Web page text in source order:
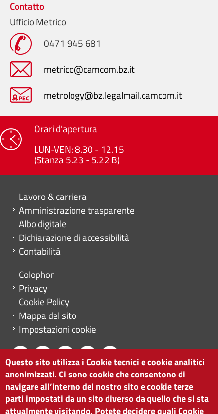
Contatto
Ufficio Metrico
0471 945 681
metrico@camcom.bz.it
metrology@bz.legalmail.camcom.it
Orari d'apertura
LUN-VEN: 8.30 - 12.15
(Stanza 5.23 - 5.22 B)
Mini menu di servizio
Lavoro & carriera
Amministrazione trasparente
Albo digitale
Dichiarazione di accessibilità
Contabilità
Menu footer
Colophon
Privacy
Cookie Policy
Mappa del sito
Impostazioni cookie
CAMERA DI COMMERCIO DI BOLZANO
via Alto Adige 60 | I-39100 Bolzano
tel. 0471 945 511 |info@camcom.bz.it
Questo sito utilizza i Cookie tecnici e cookie analitici
anonimizzati. Ci sono cookie che consentono di
navigare all’interno del nostro sito e cookie terze
parti impostati da un sito diverso da quello che si sta
attualmente visitando. Potete decidere quali Cookie